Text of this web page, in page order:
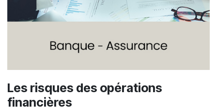
Les risques des opérations
financières